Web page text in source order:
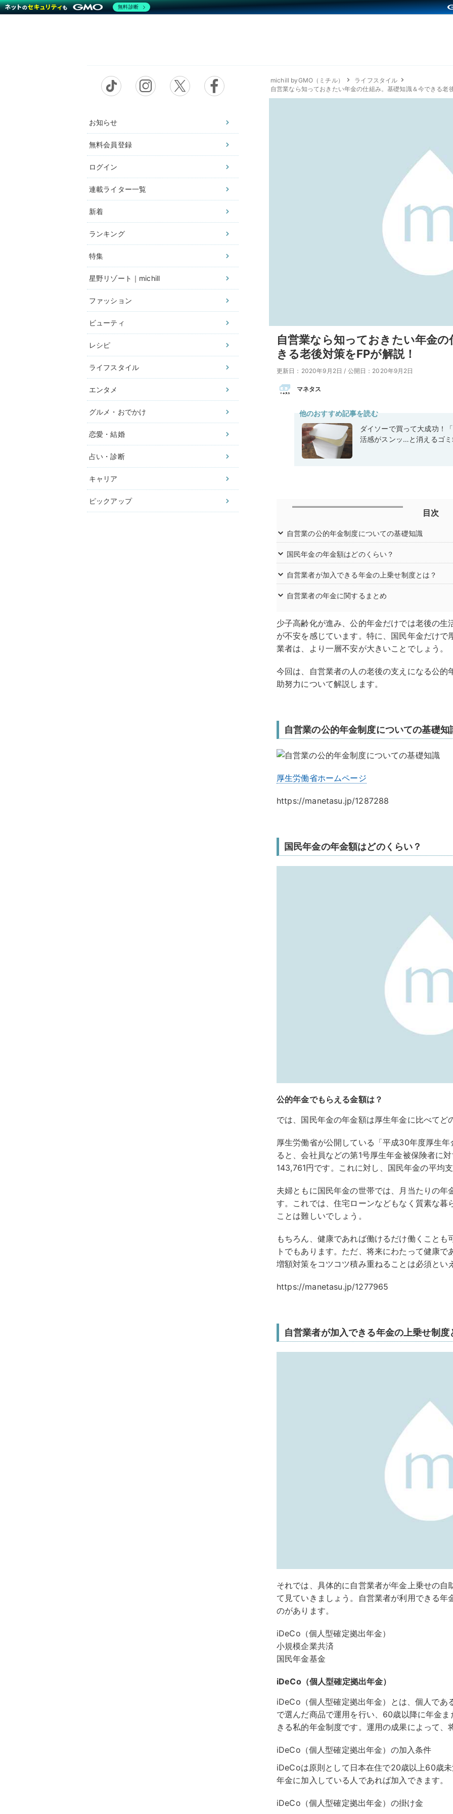
お知らせ
無料会員登録
ログイン
連載ライター一覧
新着
ランキング
特集
星野リゾート｜michill
ファッション
ビューティ
レシピ
ライフスタイル
エンタメ
グルメ・おでかけ
恋愛・結婚
占い・診断
キャリア
ピックアップ
michill byGMO（ミチル）
ライフスタイル
自営業なら知っておきたい年金の仕組み。基礎知識＆今できる老
自営業なら知っておきたい年金
きる老後対策をFPが解説！
更新日：2020年9月2日 / 公開日：2020年9月2日
マネタス
他のおすすめ記事を読む
ダイソーで買って大成功！
活感がスンッ…と消えるゴ
目次
自営業の公的年金制度についての基礎知識
国民年金の年金額はどのくらい？
自営業者が加入できる年金の上乗せ制度とは？
自営業者の年金に関するまとめ
少子高齢化が進み、公的年金だけでは老後の
が不安を感じています。特に、国民年金だけ
業者は、より一層不安が大きいことでしょう。
今回は、自営業者の人の老後の支えになる公的
助努力について解説します。
自営業の公的年金制度についての基礎知
厚生労働省ホームページ
https://manetasu.jp/1287288
国民年金の年金額はどのくらい？
公的年金でもらえる金額は？
では、国民年金の年金額は厚生年金に比べてど
厚生労働省が公開している「平成30年度厚生
ると、会社員などの第1号厚生年金被保険者に
143,761円です。これに対し、国民年金の平均
夫婦ともに国民年金の世帯では、月当たりの年
す。これでは、住宅ローンなどもなく質素な暮
ことは難しいでしょう。
もちろん、健康であれば働けるだけ働くこと
トでもあります。ただ、将来にわたって健康
増額対策をコツコツ積み重ねることは必須とい
https://manetasu.jp/1277965
自営業者が加入できる年金の上乗せ制度
それでは、具体的に自営業者が年金上乗せの
て見ていきましょう。自営業者が利用できる
のがあります。
iDeCo（個人型確定拠出年金）
小規模企業共済
国民年金基金
iDeCo（個人型確定拠出年金）
iDeCo（個人型確定拠出年金）とは、個人であ
で選んだ商品で運用を行い、60歳以降に年金
きる私的年金制度です。運用の成果によって
iDeCo（個人型確定拠出年金）の加入条件
iDeCoは原則として日本在住で20歳以上60歳
年金に加入している人であれば加入できます。
iDeCo（個人型確定拠出年金）の掛け金
無料診断